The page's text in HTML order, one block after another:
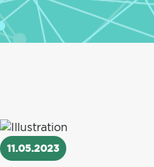
11.05.2023